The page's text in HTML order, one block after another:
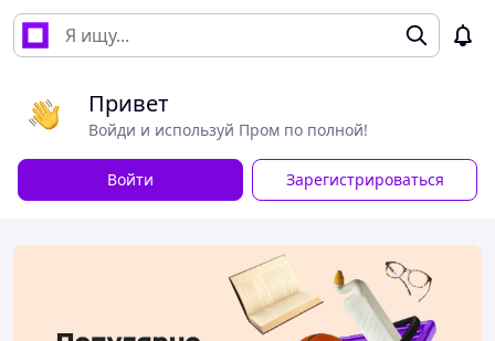
Привет
Войди и используй Пром по полной!
Войти Зарегистрироваться